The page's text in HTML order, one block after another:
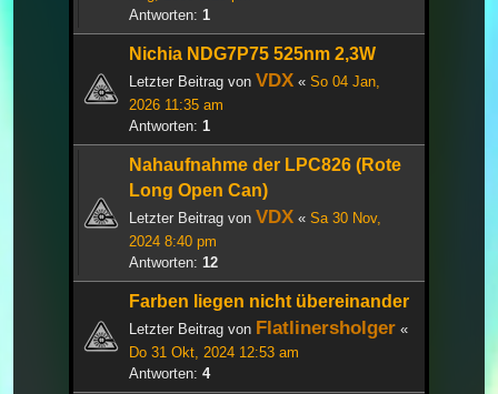
Antworten: 1
Nichia NDG7P75 525nm 2,3W
Letzter Beitrag von VDX « So 04 Jan,
2026 11:35 am
Antworten: 1
Nahaufnahme der LPC826 (Rote
Long Open Can)
Letzter Beitrag von VDX « Sa 30 Nov,
2024 8:40 pm
Antworten: 12
Farben liegen nicht übereinander
Letzter Beitrag von Flatlinersholger «
Do 31 Okt, 2024 12:53 am
Antworten: 4